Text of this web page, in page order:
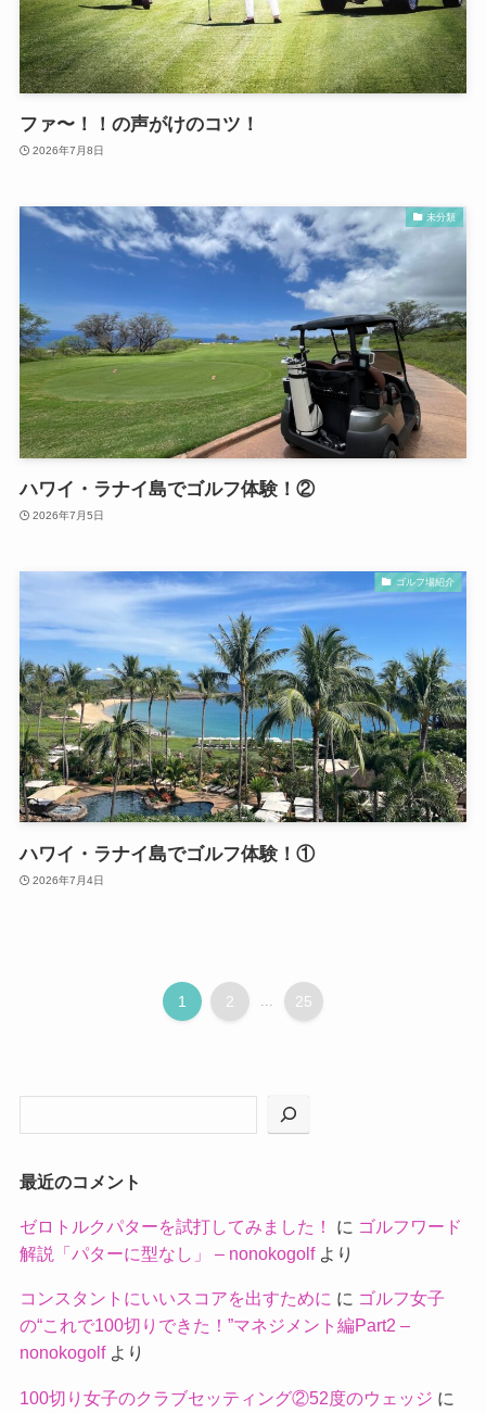
ファ〜！！の声がけのコツ！
2026年7月8日
未分類
ハワイ・ラナイ島でゴルフ体験！②
2026年7月5日
ゴルフ場紹介
ハワイ・ラナイ島でゴルフ体験！①
2026年7月4日
1 2 ... 25
最近のコメント
ゼロトルクパターを試打してみました！ に ゴルフワード
解説「パターに型なし」 – nonokogolfより
コンスタントにいいスコアを出すために に ゴルフ女子
の“これで100切りできた！”マネジメント編Part2 –
nonokogolfより
100切り女子のクラブセッティング②52度のウェッジ に